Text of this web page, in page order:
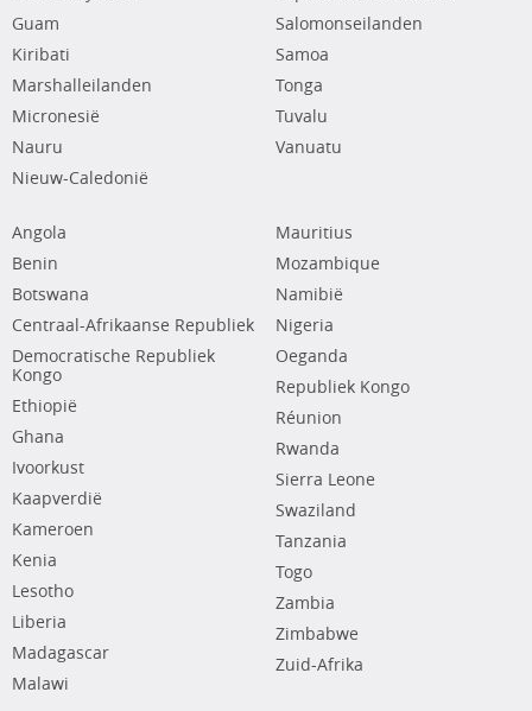
Guam
Kiribati
Marshalleilanden
Micronesië
Nauru
Nieuw-Caledonië
Salomonseilanden
Samoa
Tonga
Tuvalu
Vanuatu
Angola
Benin
Botswana
Centraal-Afrikaanse Republiek
Democratische Republiek
Kongo
Ethiopië
Ghana
Ivoorkust
Kaapverdië
Kameroen
Kenia
Lesotho
Liberia
Madagascar
Malawi
Mauritius
Mozambique
Namibië
Nigeria
Oeganda
Republiek Kongo
Réunion
Rwanda
Sierra Leone
Swaziland
Tanzania
Togo
Zambia
Zimbabwe
Zuid-Afrika